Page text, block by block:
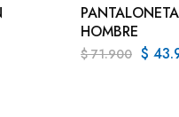
HOMBRE
$71.900 $